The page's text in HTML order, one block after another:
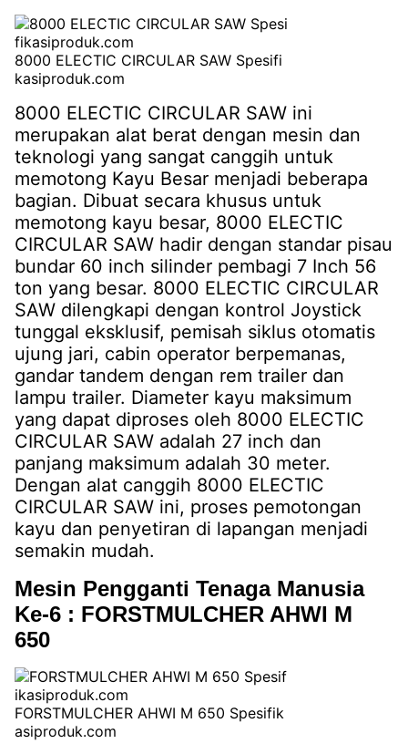
8000 ELECTIC CIRCULAR SAW Spesifi
kasiproduk.com
8000 ELECTIC CIRCULAR SAW ini
merupakan alat berat dengan mesin dan
teknologi yang sangat canggih untuk
memotong Kayu Besar menjadi beberapa
bagian. Dibuat secara khusus untuk
memotong kayu besar, 8000 ELECTIC
CIRCULAR SAW hadir dengan standar pisau
bundar 60 inch silinder pembagi 7 Inch 56
ton yang besar. 8000 ELECTIC CIRCULAR
SAW dilengkapi dengan kontrol Joystick
tunggal eksklusif, pemisah siklus otomatis
ujung jari, cabin operator berpemanas,
gandar tandem dengan rem trailer dan
lampu trailer. Diameter kayu maksimum
yang dapat diproses oleh 8000 ELECTIC
CIRCULAR SAW adalah 27 inch dan
panjang maksimum adalah 30 meter.
Dengan alat canggih 8000 ELECTIC
CIRCULAR SAW ini, proses pemotongan
kayu dan penyetiran di lapangan menjadi
semakin mudah.
Mesin Pengganti Tenaga Manusia
Ke-6 : FORSTMULCHER AHWI M
650
FORSTMULCHER AHWI M 650 Spesifik
asiproduk.com